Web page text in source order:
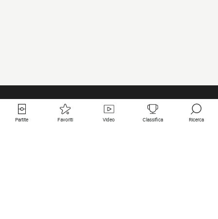
Partite Favoriti Video Classifica Ricerca